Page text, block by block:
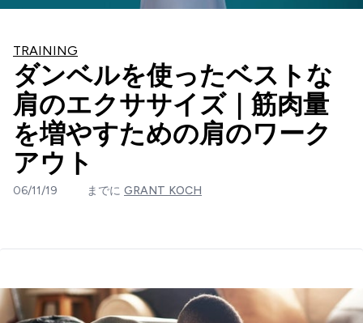
TRAINING
ダンベルを使ったベストな
肩のエクササイズ｜筋肉量
を増やすための肩のワーク
アウト
06/11/19 までに GRANT KOCH